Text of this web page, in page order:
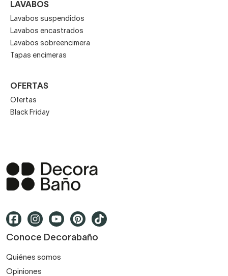
LAVABOS
Lavabos suspendidos
Lavabos encastrados
Lavabos sobreencimera
Tapas encimeras
OFERTAS
Ofertas
Black Friday
Conoce Decorabaño
Quiénes somos
Opiniones